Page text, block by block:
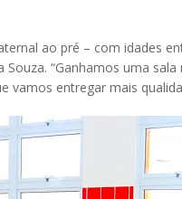
ao pré – com idades
“Ganhamos uma
vamos entregar mais